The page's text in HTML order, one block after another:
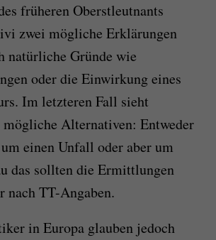
früheren Oberstleutnants
zwei mögliche Erklärungen
natürliche Gründe wie
oder die Einwirkung eines
Im letzteren Fall sieht
Alternativen: Entweder
einen Unfall oder aber um
das sollten die Ermittlungen
nach TT-Angaben.
in Europa glauben jedoch